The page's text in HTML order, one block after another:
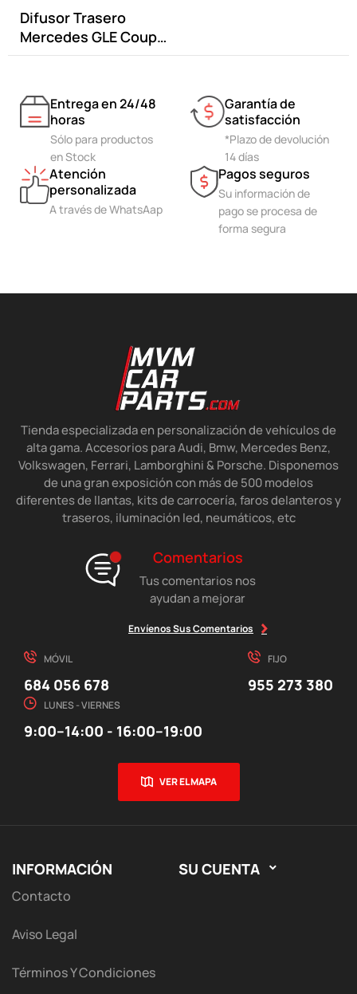
Difusor Trasero
Mercedes GLE Coupé
C292 Look...
Entrega en 24/48
horas
Sólo para productos
en Stock
Garantía de
satisfacción
*Plazo de devolución
14 días
Atención
personalizada
A través de WhatsAap
Pagos seguros
Su información de
pago se procesa de
forma segura
Tienda especializada en personalización de vehículos de
alta gama. Accesorios para Audi, Bmw, Mercedes Benz,
Volkswagen, Ferrari, Lamborghini & Porsche. Disponemos
de una gran exposición con más de 500 modelos
diferentes de llantas, kits de carrocería, faros delanteros y
traseros, iluminación led, neumáticos, etc
Comentarios
Tus comentarios nos
ayudan a mejorar
Envíenos Sus Comentarios
MÓVIL
684 056 678
FIJO
955 273 380
LUNES - VIERNES
9:00–14:00 - 16:00–19:00
VER EL MAPA
INFORMACIÓN
Contacto
Aviso Legal
Términos Y Condiciones
SU CUENTA 